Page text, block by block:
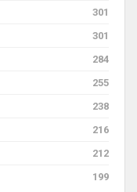
301
301
284
255
238
216
212
199